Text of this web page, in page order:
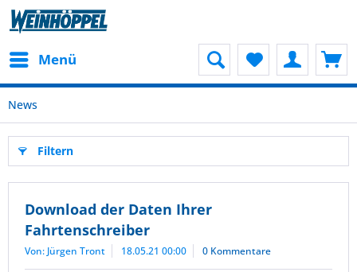
Menü
News
Filtern
Download der Daten Ihrer
Fahrtenschreiber
Von: Jürgen Tront 18.05.21 00:00 0 Kommentare